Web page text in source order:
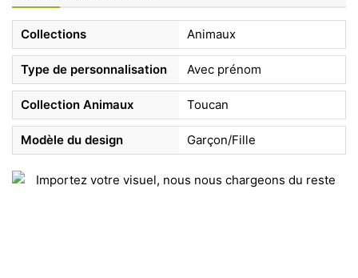
Collections Animaux
Type de personnalisation Avec prénom
Collection Animaux Toucan
Modèle du design Garçon/Fille